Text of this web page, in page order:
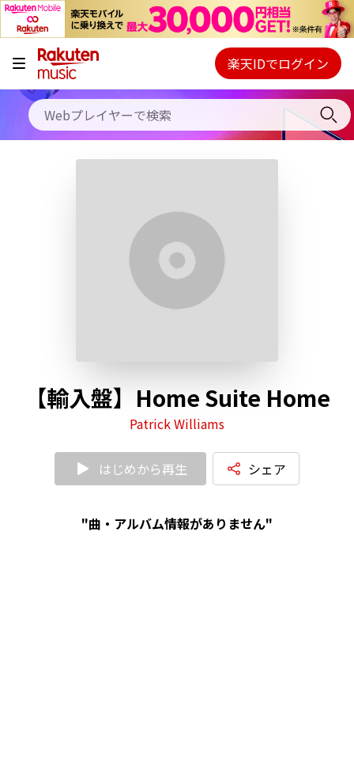
キャンペーン
料金プラン
使い方
Webプレイヤー
ご契約内容の確認・変更
楽天IDでログイン
【輸入盤】Home Suite Home
Patrick Williams
はじめから再生 シェア
"曲・アルバム情報がありません"